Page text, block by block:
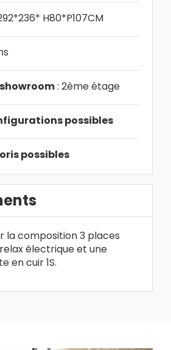
H80*P107CM
: 2ème étage
possibles
possibles
la composition 3 places
électrique et une
en cuir 1S.